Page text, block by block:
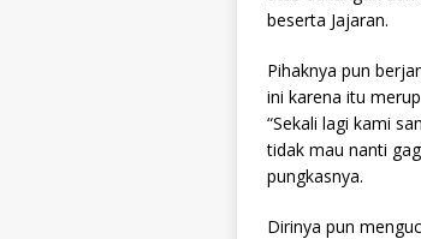
beserta Jajaran.
Pihaknya pun
ini karena itu
“Sekali lagi kami
tidak mau nanti
pungkasnya.
Dirinya pun